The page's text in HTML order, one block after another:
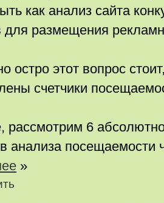
как анализ сайта
для размещения
остро этот вопрос
счетчики
рассмотрим 6
анализа посещаемости
»